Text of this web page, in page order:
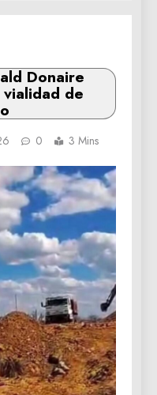
Donaire
de
0 3 Mins